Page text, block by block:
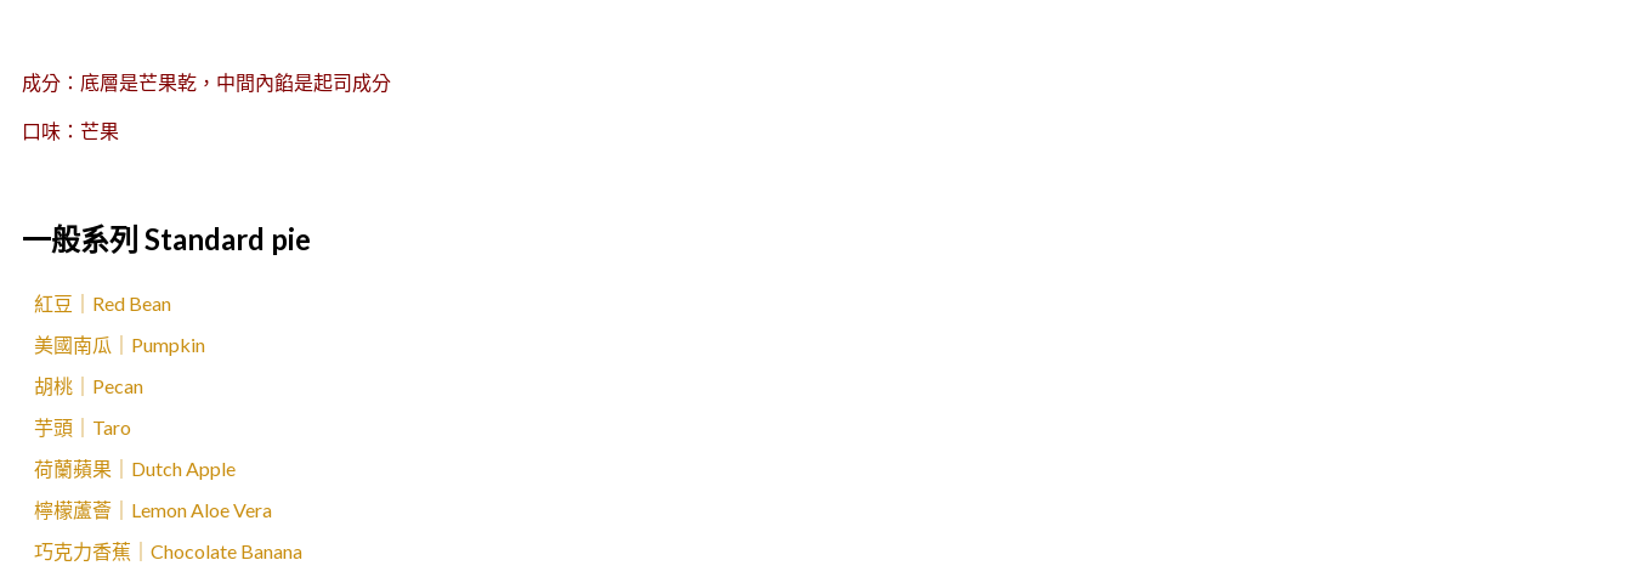
成分：底層是芒果乾，中間內餡是起司成分
口味：芒果
一般系列 Standard pie
紅豆｜Red Bean
美國南瓜｜Pumpkin
胡桃｜Pecan
芋頭｜Taro
荷蘭蘋果｜Dutch Apple
檸檬蘆薈｜Lemon Aloe Vera
巧克力香蕉｜Chocolate Banana